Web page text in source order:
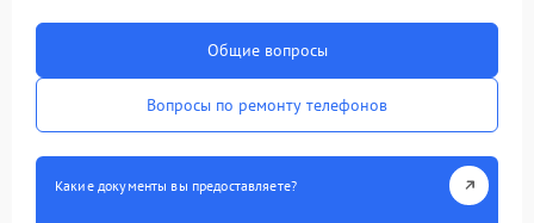
Общие вопросы
Вопросы по ремонту телефонов
Какие документы вы предоставляете?